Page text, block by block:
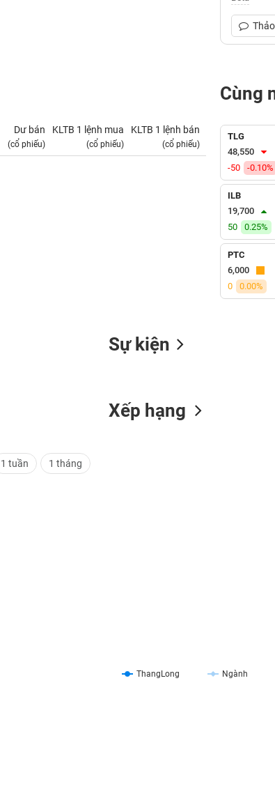
Dư bán
(cổ phiếu)
KLTB 1 lệnh mua
(cổ phiếu)
KLTB 1 lệnh bán
(cổ phiếu)
Cùng
TLG
48,550
-50
-0.10%
ILB
19,700
50
0.25%
PTC
6,000
0
0.00%
Sự kiện
1 tuần 1 tháng
Xếp hạng
ThangLong Ngành